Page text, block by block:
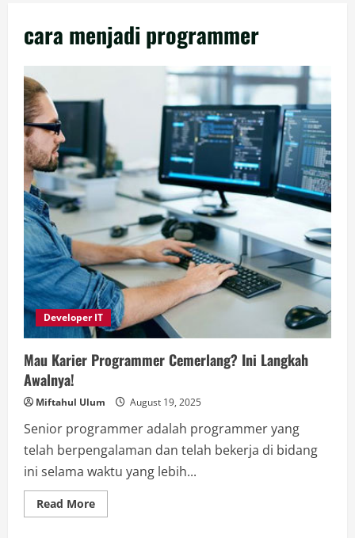
cara menjadi programmer
Developer IT
Mau Karier Programmer Cemerlang? Ini Langkah
Awalnya!
Miftahul Ulum August 19, 2025
Senior programmer adalah programmer yang
telah berpengalaman dan telah bekerja di bidang
ini selama waktu yang lebih...
Read MoreRead
more